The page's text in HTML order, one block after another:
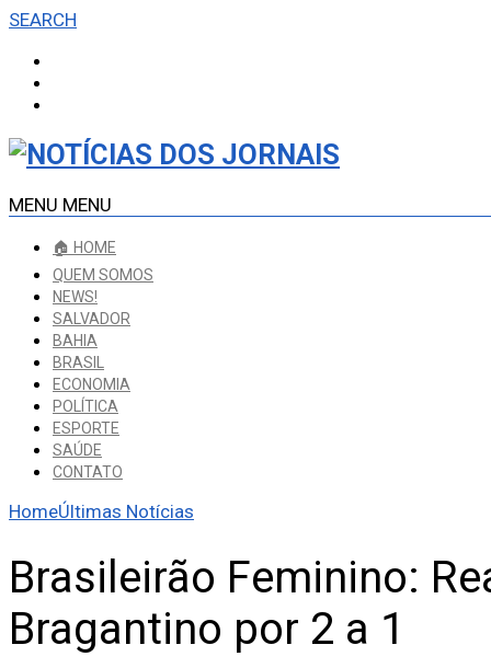
SEARCH
MENU MENU
🏠 HOME
QUEM SOMOS
NEWS!
SALVADOR
BAHIA
BRASIL
ECONOMIA
POLÍTICA
ESPORTE
SAÚDE
CONTATO
HomeÚltimas Notícias
Brasileirão Feminino:
Bragantino por 2 a 1